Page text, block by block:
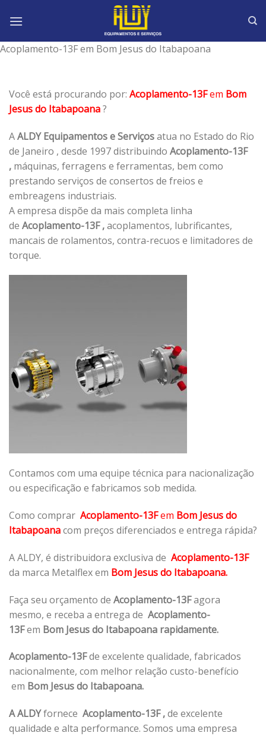
Acoplamento-13F em Bom Jesus do Itabapoana
Você está procurando por: Acoplamento-13Fem Bom
Jesus do Itabapoana?
AALDY Equipamentos e Serviçosatua no Estado do Rio
de Janeiro , desde 1997 distribuindo Acoplamento-13F
, máquinas, ferragens e ferramentas, bem como
prestando serviços de consertos de freios e
embreagens industriais.
A empresa dispõe da mais completa linha
de Acoplamento-13F ,acoplamentos, lubrificantes,
mancais de rolamentos, contra-recuos e limitadores de
torque.
Contamos com uma equipe técnica para nacionalização
ou especificação e fabricamos sob medida.
Como comprar Acoplamento-13Fem Bom Jesus do
Itabapoanacom preços diferenciados e entrega rápida?
A ALDY, é distribuidora exclusiva de Acoplamento-13F
da marca Metalflex em Bom Jesus do Itabapoana.
Faça seu orçamento de Acoplamento-13Fagora
mesmo, e receba a entrega de Acoplamento-
13Fem Bom Jesus do Itabapoana rapidamente.
Acoplamento-13Fde excelente qualidade, fabricados
nacionalmente, com melhor relação custo-benefício
em Bom Jesus do Itabapoana.
A ALDYfornece Acoplamento-13F ,de excelente
qualidade e alta performance. Somos uma empresa